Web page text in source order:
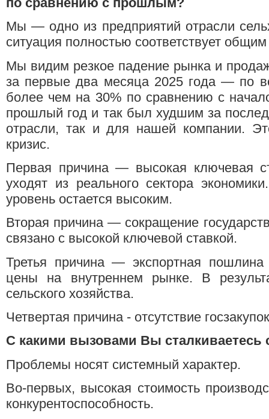
Мы — одно из предприятий отрасли
ситуация полностью соответствует
Мы видим резкое падение рынка и продаж
за первые два месяца 2025 года — по
более чем на 30% по сравнению с
прошлый год и так был худшим за
отрасли, так и для нашей компании.
кризис.
Первая причина — высокая ключевая
уходят из реального сектора
уровень остается высоким.
Вторая причина — сокращение
связано с высокой ключевой ставкой.
Третья причина — экспортная пошлина
цены на внутреннем рынке. В
сельского хозяйства.
Четвертая причина - отсутствие
С какими вызовами Вы сталкиваетесь
Проблемы носят системный характер.
Во-первых, высокая стоимость
конкурентоспособность.